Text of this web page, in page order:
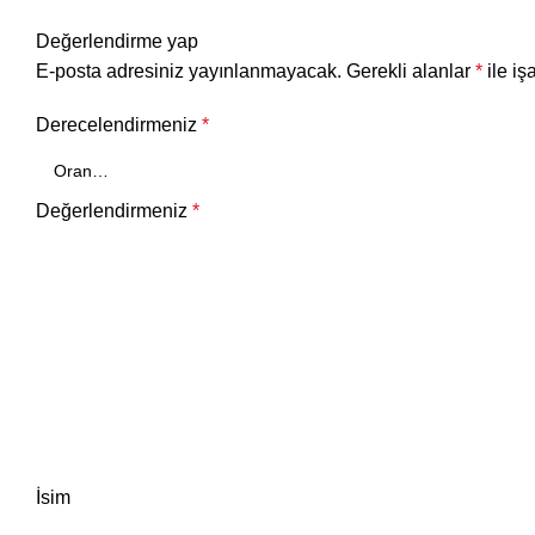
Değerlendirme yap
E-posta adresiniz yayınlanmayacak. Gerekli alanlar * ile
Derecelendirmeniz *
Değerlendirmeniz *
İsim